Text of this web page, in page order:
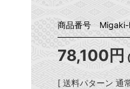
商品番号 Migaki-
78,100円
[ 送料パターン 通